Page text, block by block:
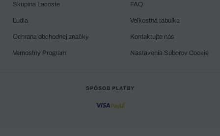
Skupina Lacoste
Ľudia
Ochrana obchodnej značky
Vernostný Program
FAQ
Veľkostná tabuľka
Kontaktujte nás
Nastavenia Súborov Cookie
SPÔSOB PLATBY